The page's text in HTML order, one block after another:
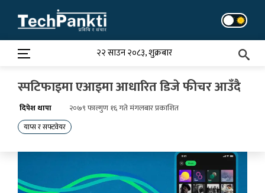
content
२२ साउन २०८३, शुक्रबार
स्पटिफाइमा एआइमा आधारित डिजे फीचर आउँदै
दिपेश थापा २०७९ फाल्गुण १६ गते मंगलबार प्रकाशित
याप्स र सफ्टवेयर